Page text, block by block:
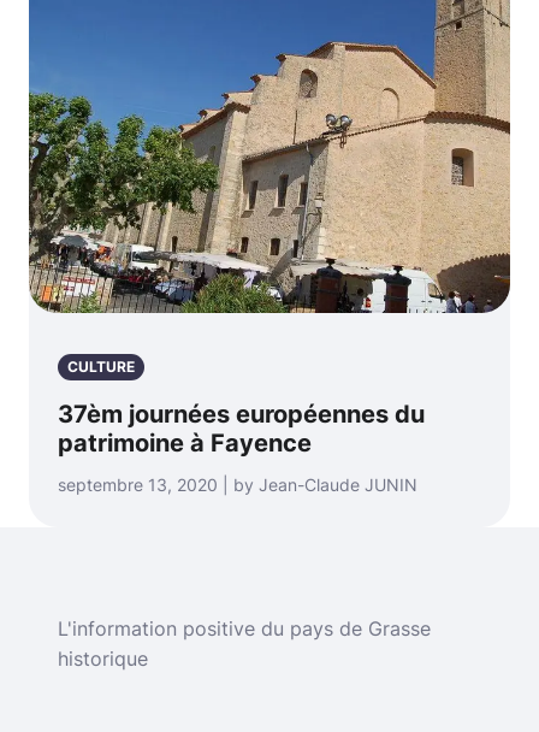
CULTURE
37èm journées européennes du
patrimoine à Fayence
septembre 13, 2020 | by Jean-Claude JUNIN
L'information positive du pays de Grasse
historique